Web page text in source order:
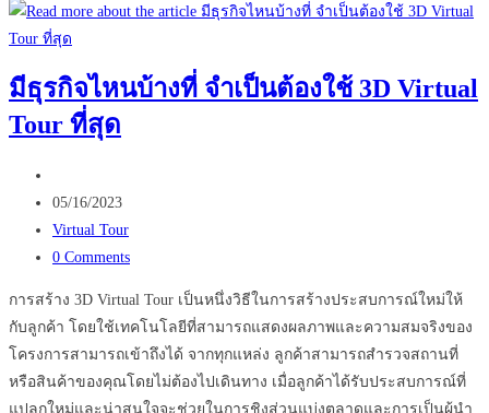
Events
ธุรกิจ
ของ
หรือ
ไม่
มีธุรกิจไหนบ้างที่ จำเป็นต้องใช้ 3D Virtual
Tour ที่สุด
author:
Post
published:
05/16/2023
Post
category:
Virtual Tour
Post
0 Comments
การสร้าง 3D Virtual Tour เป็นหนึ่งวิธีในการสร้างประสบการณ์ใหม่ให้
กับลูกค้า โดยใช้เทคโนโลยีที่สามารถแสดงผลภาพและความสมจริงของ
โครงการสามารถเข้าถึงได้ จากทุกแหล่ง ลูกค้าสามารถสำรวจสถานที่
หรือสินค้าของคุณโดยไม่ต้องไปเดินทาง เมื่อลูกค้าได้รับประสบการณ์ที่
แปลกใหม่และน่าสนใจจะช่วยในการชิงส่วนแบ่งตลาดและการเป็นผู้นำ